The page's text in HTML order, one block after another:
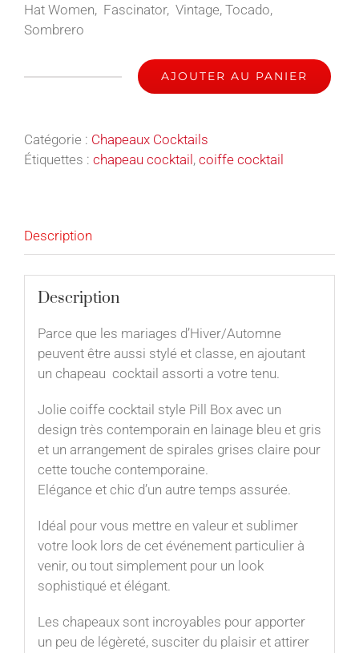
Hat Women, Fascinator, Vintage, Tocado,
Sombrero
-
Chapeau
AJOUTER AU PANIER
Catégorie : Chapeaux Cocktails
Étiquettes : chapeau cocktail, coiffe cocktail
Description
Description
Parce que les mariages d’Hiver/Automne
peuvent être aussi stylé et classe, en ajoutant
un chapeau cocktail assorti a votre tenu.
Jolie coiffe cocktail style Pill Box avec un
design très contemporain en lainage bleu et gris
et un arrangement de spirales grises claire pour
cette touche contemporaine.
Elégance et chic d’un autre temps assurée.
Idéal pour vous mettre en valeur et sublimer
votre look lors de cet événement particulier à
venir, ou tout simplement pour un look
sophistiqué et élégant.
Les chapeaux sont incroyables pour apporter
un peu de légèreté, susciter du plaisir et attirer